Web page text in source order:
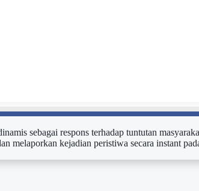
sebagai respons terhadap tuntutan
melaporkan kejadian peristiwa secara instant